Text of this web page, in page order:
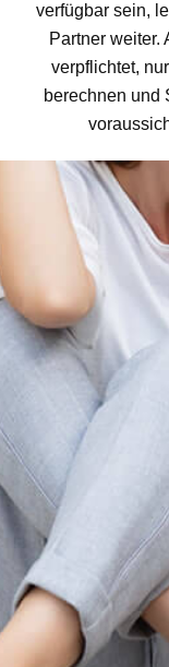
verfügbar sein,
Partner weiter.
verpflichtet,
berechnen und